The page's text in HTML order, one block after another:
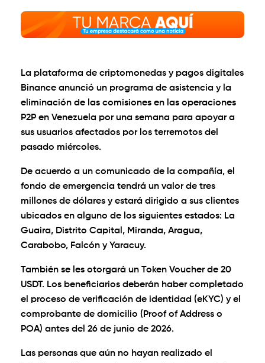
La plataforma de criptomonedas y pagos digitales
Binance anunció un programa de asistencia y la
eliminación de las comisiones en las operaciones
P2P en Venezuela por una semana para apoyar a
sus usuarios afectados por los terremotos del
pasado miércoles.
De acuerdo a un comunicado de la compañía, el
fondo de emergencia tendrá un valor de tres
millones de dólares y estará dirigido a sus clientes
ubicados en alguno de los siguientes estados: La
Guaira, Distrito Capital, Miranda, Aragua,
Carabobo, Falcón y Yaracuy.
También se les otorgará un Token Voucher de 20
USDT. Los beneficiarios deberán haber completado
el proceso de verificación de identidad (eKYC) y el
comprobante de domicilio (Proof of Address o
POA) antes del 26 de junio de 2026.
Las personas que aún no hayan realizado el